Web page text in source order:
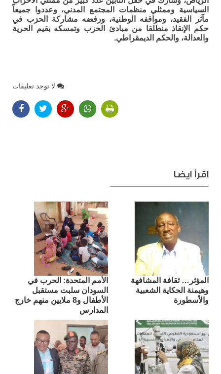
السياسية وممثلي منظمات المجتمع المدني، وعددوا جميعاً
مآثر الفقيد، ومواقفه الوطنية، ورفضه مشاركة الحزب في
حكم الإنقاذ منطلقا من مبادئ الحزب وتمسكه بقيم الحرية
والعدالة، والحكم الديمقراطي.
لا توجد تعليقات
اقرأ ايضا
المؤثر… ثقافة المشافهة
وهيمنة الحكاية الشعبية
والأسطورة
الأمم المتحدة: الحرب في
السودان سلبت مستقبل
الأطفال و8 ملايين منهم خارج
المدارس